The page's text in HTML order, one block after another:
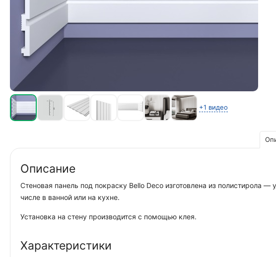
+1 видео
Описание
Стеновая панель под покраску Bello Deco изготовлена из полистирола
числе в ванной или на кухне.
Установка на стену производится с помощью клея.
Характеристики